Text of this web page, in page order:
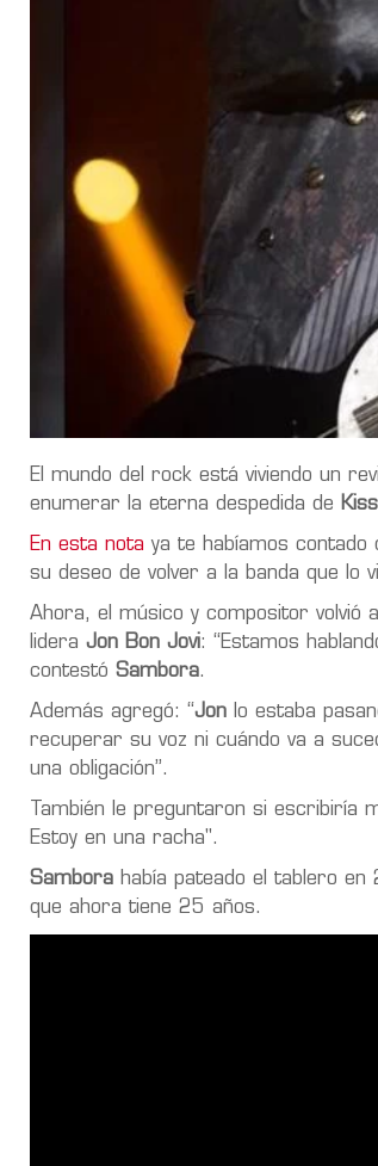
El mundo del rock está viviendo un
enumerar la eterna despedida de Kiss
En esta nota ya te habíamos contado
su deseo de volver a la banda que lo
Ahora, el músico y compositor volvió
lidera Jon Bon Jovi: “Estamos
contestó Sambora.
Además agregó: “Jon lo estaba
recuperar su voz ni cuándo va a
una obligación”.
También le preguntaron si escribiría
Estoy en una racha".
Sambora había pateado el tablero
que ahora tiene 25 años.